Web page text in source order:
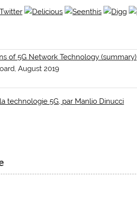
of 5G Network Technology (summary)
August 2019
technologie 5G, par Manlio Dinucci